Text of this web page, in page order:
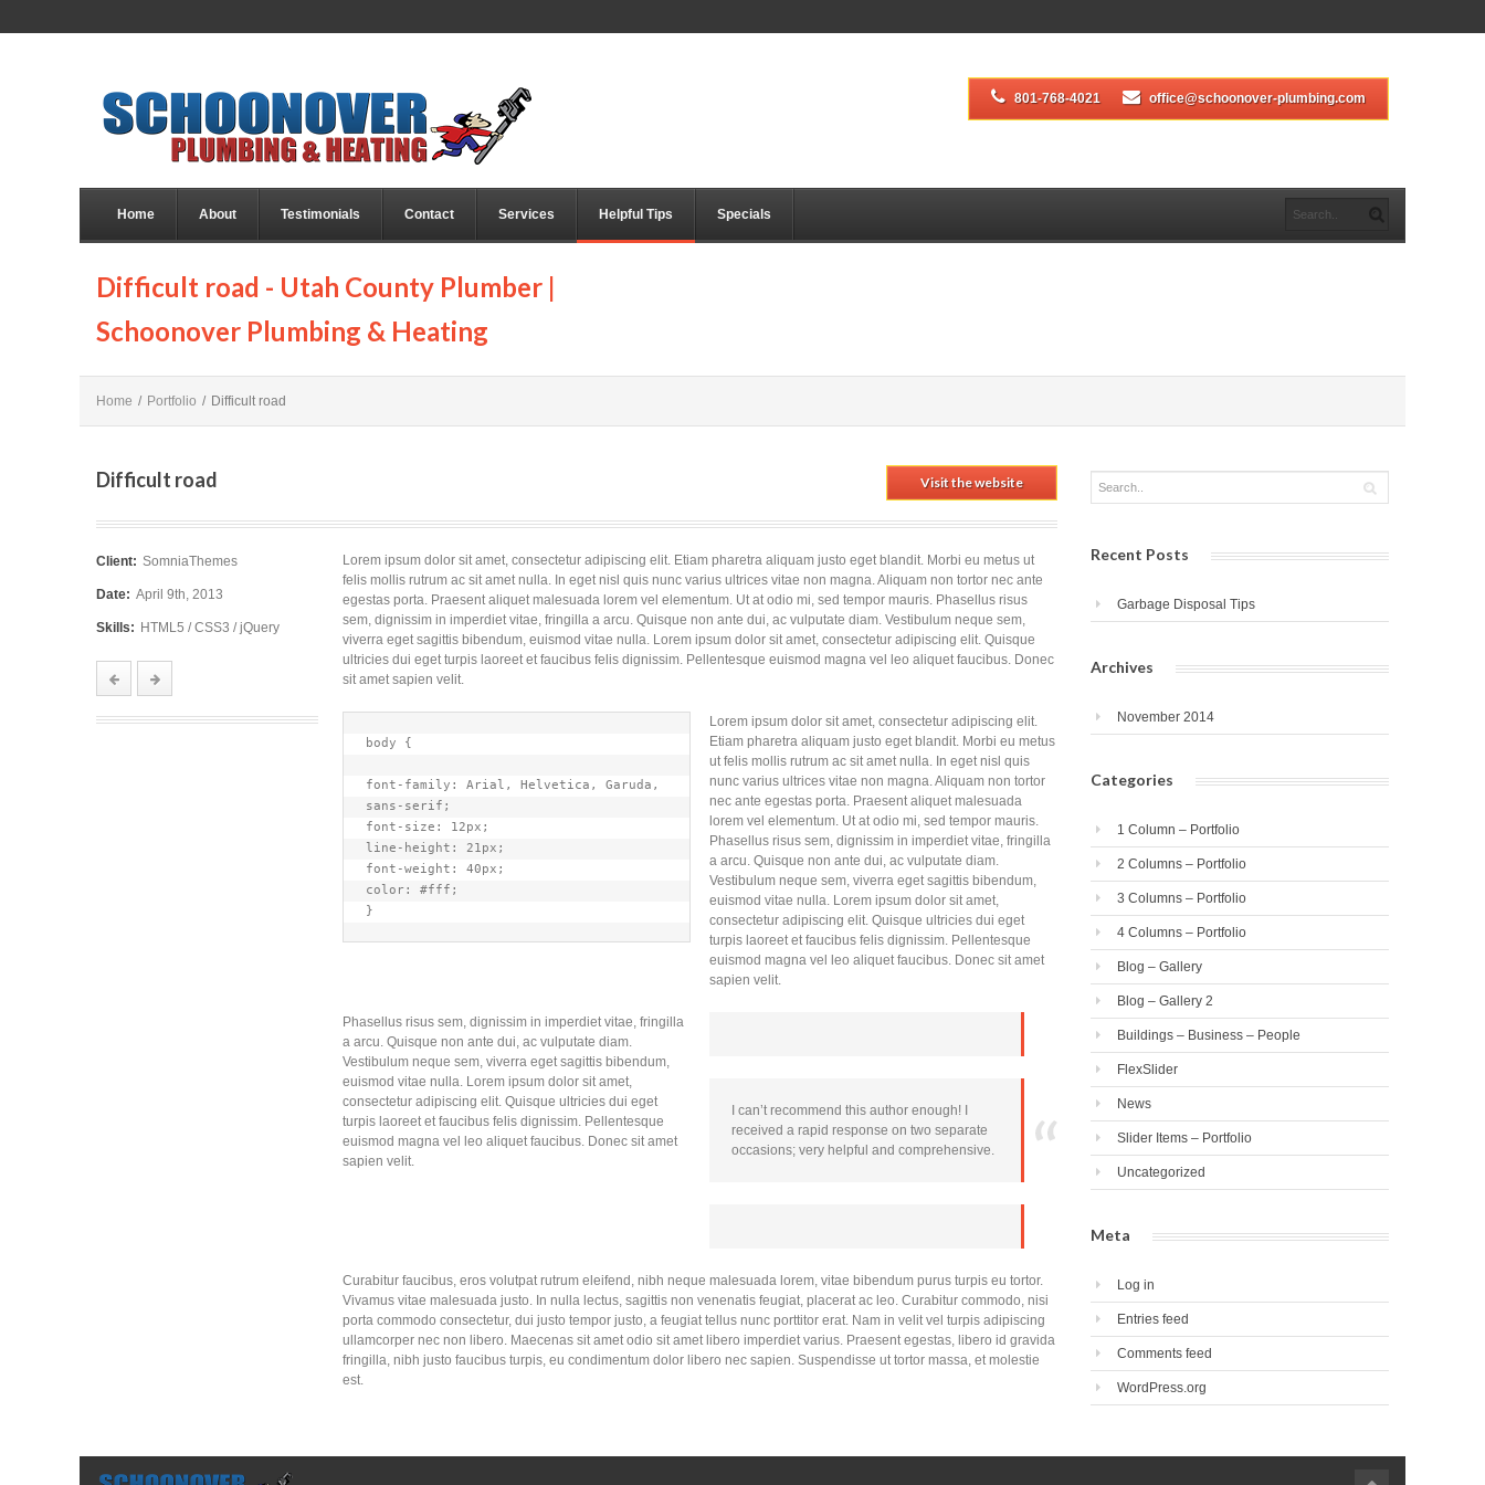
801-768-4021 office@schoonover-plumbing.com
Home About Testimonials Contact Services Helpful Tips Specials
Difficult road - Utah County Plumber |
Schoonover Plumbing & Heating
Home / Portfolio / Difficult road
Difficult road Visit the website
Client: SomniaThemes
Date: April 9th, 2013
Skills: HTML5 / CSS3 / jQuery
Lorem ipsum dolor sit amet, consectetur adipiscing elit. Etiam pharetra aliquam justo eget blandit. Morbi eu metus ut
felis mollis rutrum ac sit amet nulla. In eget nisl quis nunc varius ultrices vitae non magna. Aliquam non tortor nec ante
egestas porta. Praesent aliquet malesuada lorem vel elementum. Ut at odio mi, sed tempor mauris. Phasellus risus
sem, dignissim in imperdiet vitae, fringilla a arcu. Quisque non ante dui, ac vulputate diam. Vestibulum neque sem,
viverra eget sagittis bibendum, euismod vitae nulla. Lorem ipsum dolor sit amet, consectetur adipiscing elit. Quisque
ultricies dui eget turpis laoreet et faucibus felis dignissim. Pellentesque euismod magna vel leo aliquet faucibus. Donec
sit amet sapien velit.
body {
font-family: Arial, Helvetica, Garuda,
sans-serif;
font-size: 12px;
line-height: 21px;
font-weight: 40px;
color: #fff;
}
Lorem ipsum dolor sit amet, consectetur adipiscing elit.
Etiam pharetra aliquam justo eget blandit. Morbi eu metus
ut felis mollis rutrum ac sit amet nulla. In eget nisl quis
nunc varius ultrices vitae non magna. Aliquam non tortor
nec ante egestas porta. Praesent aliquet malesuada
lorem vel elementum. Ut at odio mi, sed tempor mauris.
Phasellus risus sem, dignissim in imperdiet vitae, fringilla
a arcu. Quisque non ante dui, ac vulputate diam.
Vestibulum neque sem, viverra eget sagittis bibendum,
euismod vitae nulla. Lorem ipsum dolor sit amet,
consectetur adipiscing elit. Quisque ultricies dui eget
turpis laoreet et faucibus felis dignissim. Pellentesque
euismod magna vel leo aliquet faucibus. Donec sit amet
sapien velit.
Phasellus risus sem, dignissim in imperdiet vitae, fringilla
a arcu. Quisque non ante dui, ac vulputate diam.
Vestibulum neque sem, viverra eget sagittis bibendum,
euismod vitae nulla. Lorem ipsum dolor sit amet,
consectetur adipiscing elit. Quisque ultricies dui eget
turpis laoreet et faucibus felis dignissim. Pellentesque
euismod magna vel leo aliquet faucibus. Donec sit amet
sapien velit.
I can’t recommend this author enough! I
received a rapid response on two separate
occasions; very helpful and comprehensive.
Curabitur faucibus, eros volutpat rutrum eleifend, nibh neque malesuada lorem, vitae bibendum purus turpis eu tortor.
Vivamus vitae malesuada justo. In nulla lectus, sagittis non venenatis feugiat, placerat ac leo. Curabitur commodo, nisi
porta commodo consectetur, dui justo tempor justo, a feugiat tellus nunc porttitor erat. Nam in velit vel turpis adipiscing
ullamcorper nec non libero. Maecenas sit amet odio sit amet libero imperdiet varius. Praesent egestas, libero id gravida
fringilla, nibh justo faucibus turpis, eu condimentum dolor libero nec sapien. Suspendisse ut tortor massa, et molestie
est.
Recent Posts
Garbage Disposal Tips
Archives
November 2014
Categories
1 Column – Portfolio
2 Columns – Portfolio
3 Columns – Portfolio
4 Columns – Portfolio
Blog – Gallery
Blog – Gallery 2
Buildings – Business – People
FlexSlider
News
Slider Items – Portfolio
Uncategorized
Meta
Log in
Entries feed
Comments feed
WordPress.org